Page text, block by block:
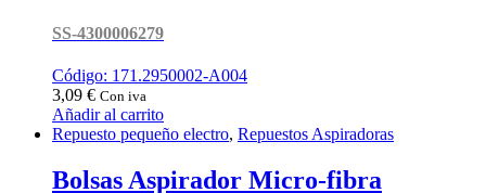
SS-4300006279
Código: 171.2950002-A004
3,09 € Con iva
Añadir al carrito
Repuesto pequeño electro, Repuestos Aspiradoras
Bolsas Aspirador Micro-fibra